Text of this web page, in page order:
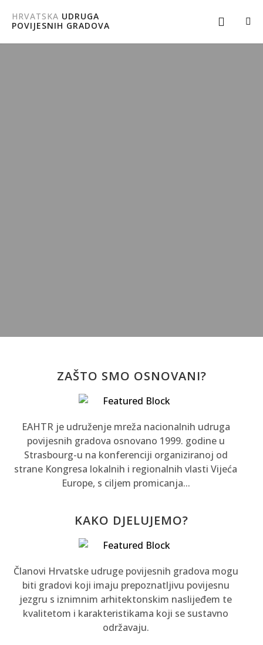
HRVATSKA UDRUGA
POVIJESNIH GRADOVA
ZAŠTO SMO OSNOVANI?
EAHTR je udruženje mreža nacionalnih udruga
povijesnih gradova osnovano 1999. godine u
Strasbourg-u na konferenciji organiziranoj od
strane Kongresa lokalnih i regionalnih vlasti Vijeća
Europe, s ciljem promicanja...
KAKO DJELUJEMO?
Članovi Hrvatske udruge povijesnih gradova mogu
biti gradovi koji imaju prepoznatljivu povijesnu
jezgru s iznimnim arhitektonskim naslijeđem te
kvalitetom i karakteristikama koji se sustavno
održavaju.